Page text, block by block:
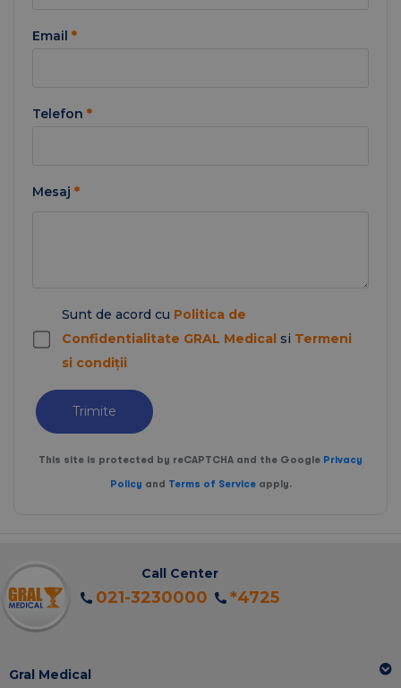
Email *
Telefon *
Mesaj *
Sunt de acord cu Politica de
Confidentialitate GRAL Medical si Termeni
si condiții
Trimite
This site is protected by reCAPTCHA and the Google Privacy
Policy and Terms of Serviceapply.
Call Center
021-3230000 *4725
Gral Medical